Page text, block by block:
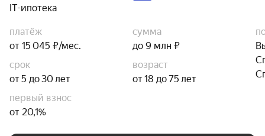
IT-ипотека
платёж
от 15 045 ₽/мес.
сумма
до 9 млн ₽
срок
от 5 до 30 лет
возраст
от 18 до 75 лет
первый взнос
от 20,1%